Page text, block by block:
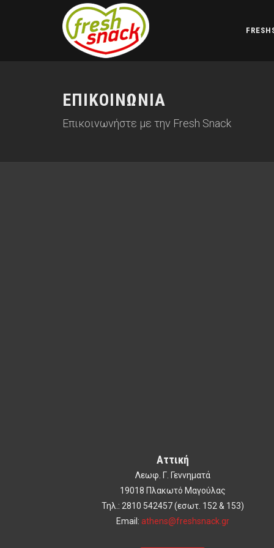
ΕΠΙΚΟΙΝΩΝΙΑ
Επικοινωνήστε με την Fresh Snack
Αττική
Λεωφ. Γ. Γεννηματά
19018 Πλακωτό Μαγούλας
Τηλ.: 2810 542457 (εσωτ. 152 & 153)
Email: athens@freshsnack.gr